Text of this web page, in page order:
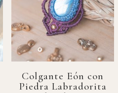
Colgante Eón con
Piedra Labradorita